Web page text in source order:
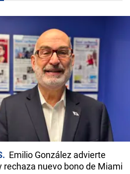
Emilio González advierte
rechaza nuevo bono de Miami